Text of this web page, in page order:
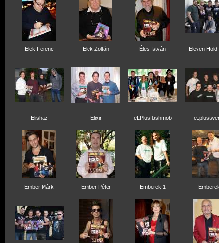
Elek Ferenc Elek Zoltán Éles István Eleven Hold
Elishaz Elixir eLPlusflashmob
Ember Márk Ember Péter Emberek 1